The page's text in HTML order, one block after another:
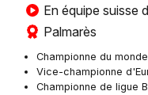
En équipe suisse
Palmarès
Championne du
Vice-championne
Championne de ligue